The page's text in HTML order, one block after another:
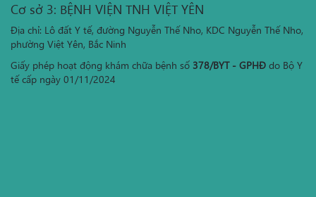
Cơ sở 3: BỆNH VIỆN TNH VIỆT YÊN
Địa chỉ: Lô đất Y tế, đường Nguyễn Thế Nho, KDC Nguyễn Thế Nho,
phường Việt Yên, Bắc Ninh
Giấy phép hoạt động khám chữa bệnh số 378/BYT - GPHĐ do Bộ Y
tế cấp ngày 01/11/2024